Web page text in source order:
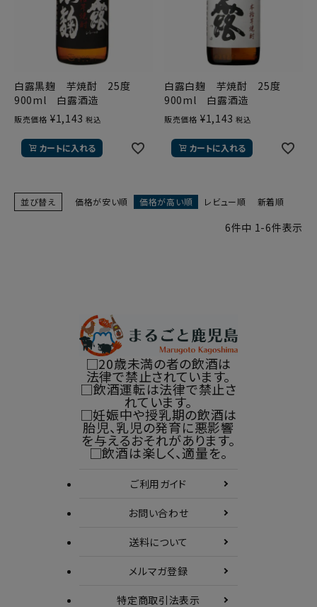
白露黒麹 芋焼酎 25度
900ml 白露酒造
販売価格 ¥1,143 税込
カートに入れる
白露白麹 芋焼酎 25度
900ml 白露酒造
販売価格 ¥1,143 税込
カートに入れる
並び替え 価格が安い順 価格が高い順 レビュー順 新着順
6件中 1 -6件表示
□20歳未満の者の飲酒は
法律で禁止されています。
□飲酒運転は法律で禁止さ
れています。
□妊娠中や授乳期の飲酒は
胎児、乳児の発育に悪影響
を与えるおそれがあります。
□飲酒は楽しく、適量を。
ご利用ガイド
お問い合わせ
送料について
メルマガ登録
特定商取引 法表示